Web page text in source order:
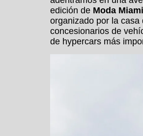
edición de Moda Miami
organizado por la casa
concesionarios de
de hypercars más